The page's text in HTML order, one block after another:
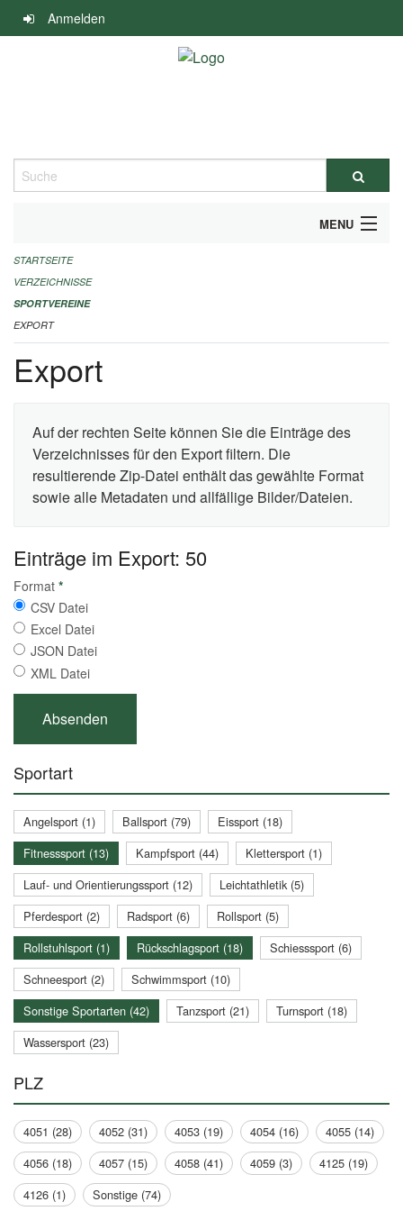
Navigation
überspringen
Anmelden
Suche
MENU
ALLGEMEINE INFORMATIONEN
FINANZIELLE UNTERSTÜTZUNG BENÖTIGT?
KONTAKT
STARTSEITE
VERZEICHNISSE
SPORTVEREINE
EXPORT
Export
Auf der rechten Seite können Sie die Einträge des
Verzeichnisses für den Export filtern. Die
resultierende Zip-Datei enthält das gewählte Format
sowie alle Metadaten und allfällige Bilder/Dateien.
Einträge im Export: 50
Format *
CSV Datei
Excel Datei
JSON Datei
XML Datei
Sportart
Angelsport (1) Ballsport (79)
Eissport (18)
Fitnesssport (13)
Kampfsport (44)
Klettersport (1)
Lauf- und Orientierungssport (12)
Leichtathletik (5)
Pferdesport (2)
Radsport (6)
Rollsport (5)
Rollstuhlsport (1)
Rückschlagsport (18)
Schiesssport (6)
Schneesport (2)
Schwimmsport (10)
Sonstige Sportarten (42)
Tanzsport (21)
Turnsport (18)
Wassersport (23)
PLZ
4051 (28) 4052 (31) 4053 (19) 4054 (16)
4055 (14)
4056 (18)
4057 (15) 4058 (41) 4059 (3)
4125 (19)
4126 (1)
Sonstige (74)